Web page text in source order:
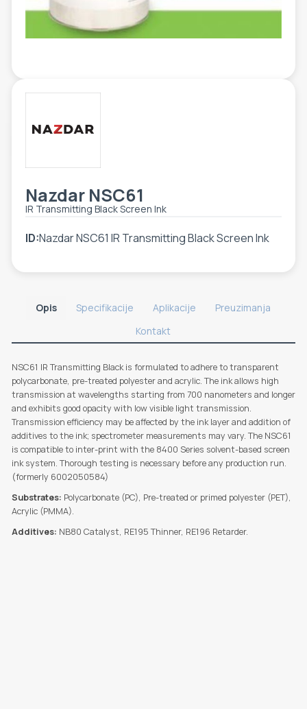
ALATI - DODATNA OPREMA
PO NARUDŽBINI
ETIKETE
TEHNIČKI CRTEŽI
Nazdar NSC61
IR Transmitting Black Screen Ink
ID:Nazdar NSC61 IR Transmitting Black Screen Ink
Opis Specifikacije
Preuzimanja
Kontakt
Aplikacije
NSC61 IR Transmitting Black is formulated to adhere to transparent
polycarbonate, pre-treated polyester and acrylic. The ink allows high
transmission at wavelengths starting from 700 nanometers and longer
and exhibits good opacity with low visible light transmission.
Transmission efficiency may be affected by the ink layer and addition of
additives to the ink; spectrometer measurements may vary. The NSC61
is compatible to inter-print with the 8400 Series solvent-based screen
ink system. Thorough testing is necessary before any production run.
(formerly 6002050584)
Substrates: Polycarbonate (PC), Pre-treated or primed polyester (PET),
Acrylic (PMMA).
Additives: NB80 Catalyst, RE195 Thinner, RE196 Retarder.